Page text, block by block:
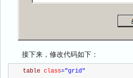
接下来，修改代码如下：
table class="grid"